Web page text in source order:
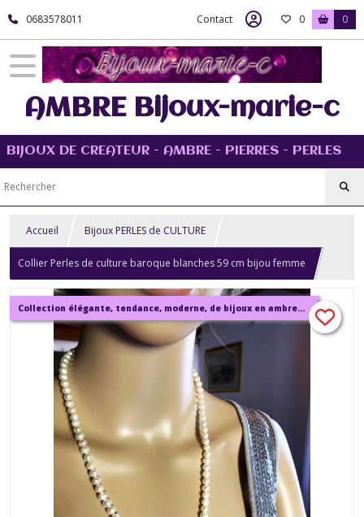
0683578011 Contact 0 0
AMBRE Bijoux-marie-c
BIJOUX DE CREATEUR - AMBRE - PIERRES - PERLES
Accueil Bijoux PERLES de CULTURE
Collier Perles de culture baroque blanches 59 cm bijou femme
Collection élégante, tendance, moderne, de bijoux en ambre, pierre, perles.